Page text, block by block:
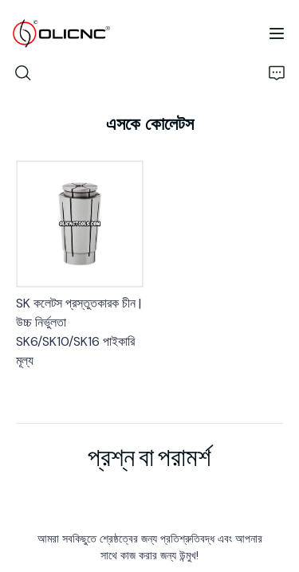
এসকে কোলেটস
SK কলেটস প্রস্তুতকারক চীন |
উচ্চ নির্ভুলতা
SK6/SK10/SK16 পাইকারি
মূল্য
প্রশ্ন বা পরামর্শ
আমরা সবকিছুতে শ্রেষ্ঠত্বের জন্য প্রতিশ্রুতিবদ্ধ এবং আপনার
সাথে কাজ করার জন্য উন্মুখ!
আমাদের সাথে যোগাযোগ করুন
FAQ